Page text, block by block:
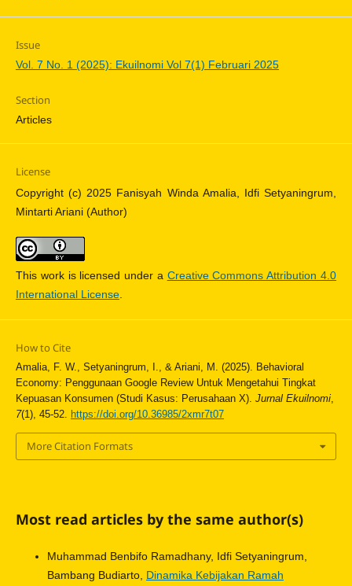
Issue
Vol. 7 No. 1 (2025): Ekuilnomi Vol 7(1) Februari 2025
Section
Articles
License
Copyright (c) 2025 Fanisyah Winda Amalia, Idfi Setyaningrum,
Mintarti Ariani (Author)
This work is licensed under a Creative Commons Attribution 4.0
International License.
How to Cite
Amalia, F. W., Setyaningrum, I., & Ariani, M. (2025). Behavioral
Economy: Penggunaan Google Review Untuk Mengetahui Tingkat
Kepuasan Konsumen (Studi Kasus: Perusahaan X). Jurnal Ekuilnomi,
7(1), 45-52. https://doi.org/10.36985/2xmr7t07
More Citation Formats
Most read articles by the same author(s)
Muhammad Benbifo Ramadhany, Idfi Setyaningrum,
Bambang Budiarto, Dinamika Kebijakan Ramah